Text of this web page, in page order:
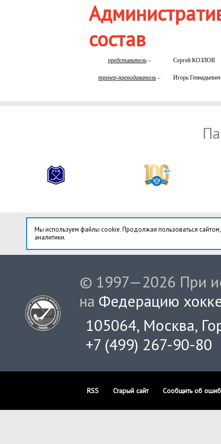
состав
представитель– Сергей КОЗЛОВ
тренер-преподаватель – Игорь
Мы используем файлы cookie. Продолжая пользоваться
аналитики.
© 1997—2026 При
на Федерацию
105064, Москва,
+7 (499) 267-90-80
RSS Старый сайт Сообщить об